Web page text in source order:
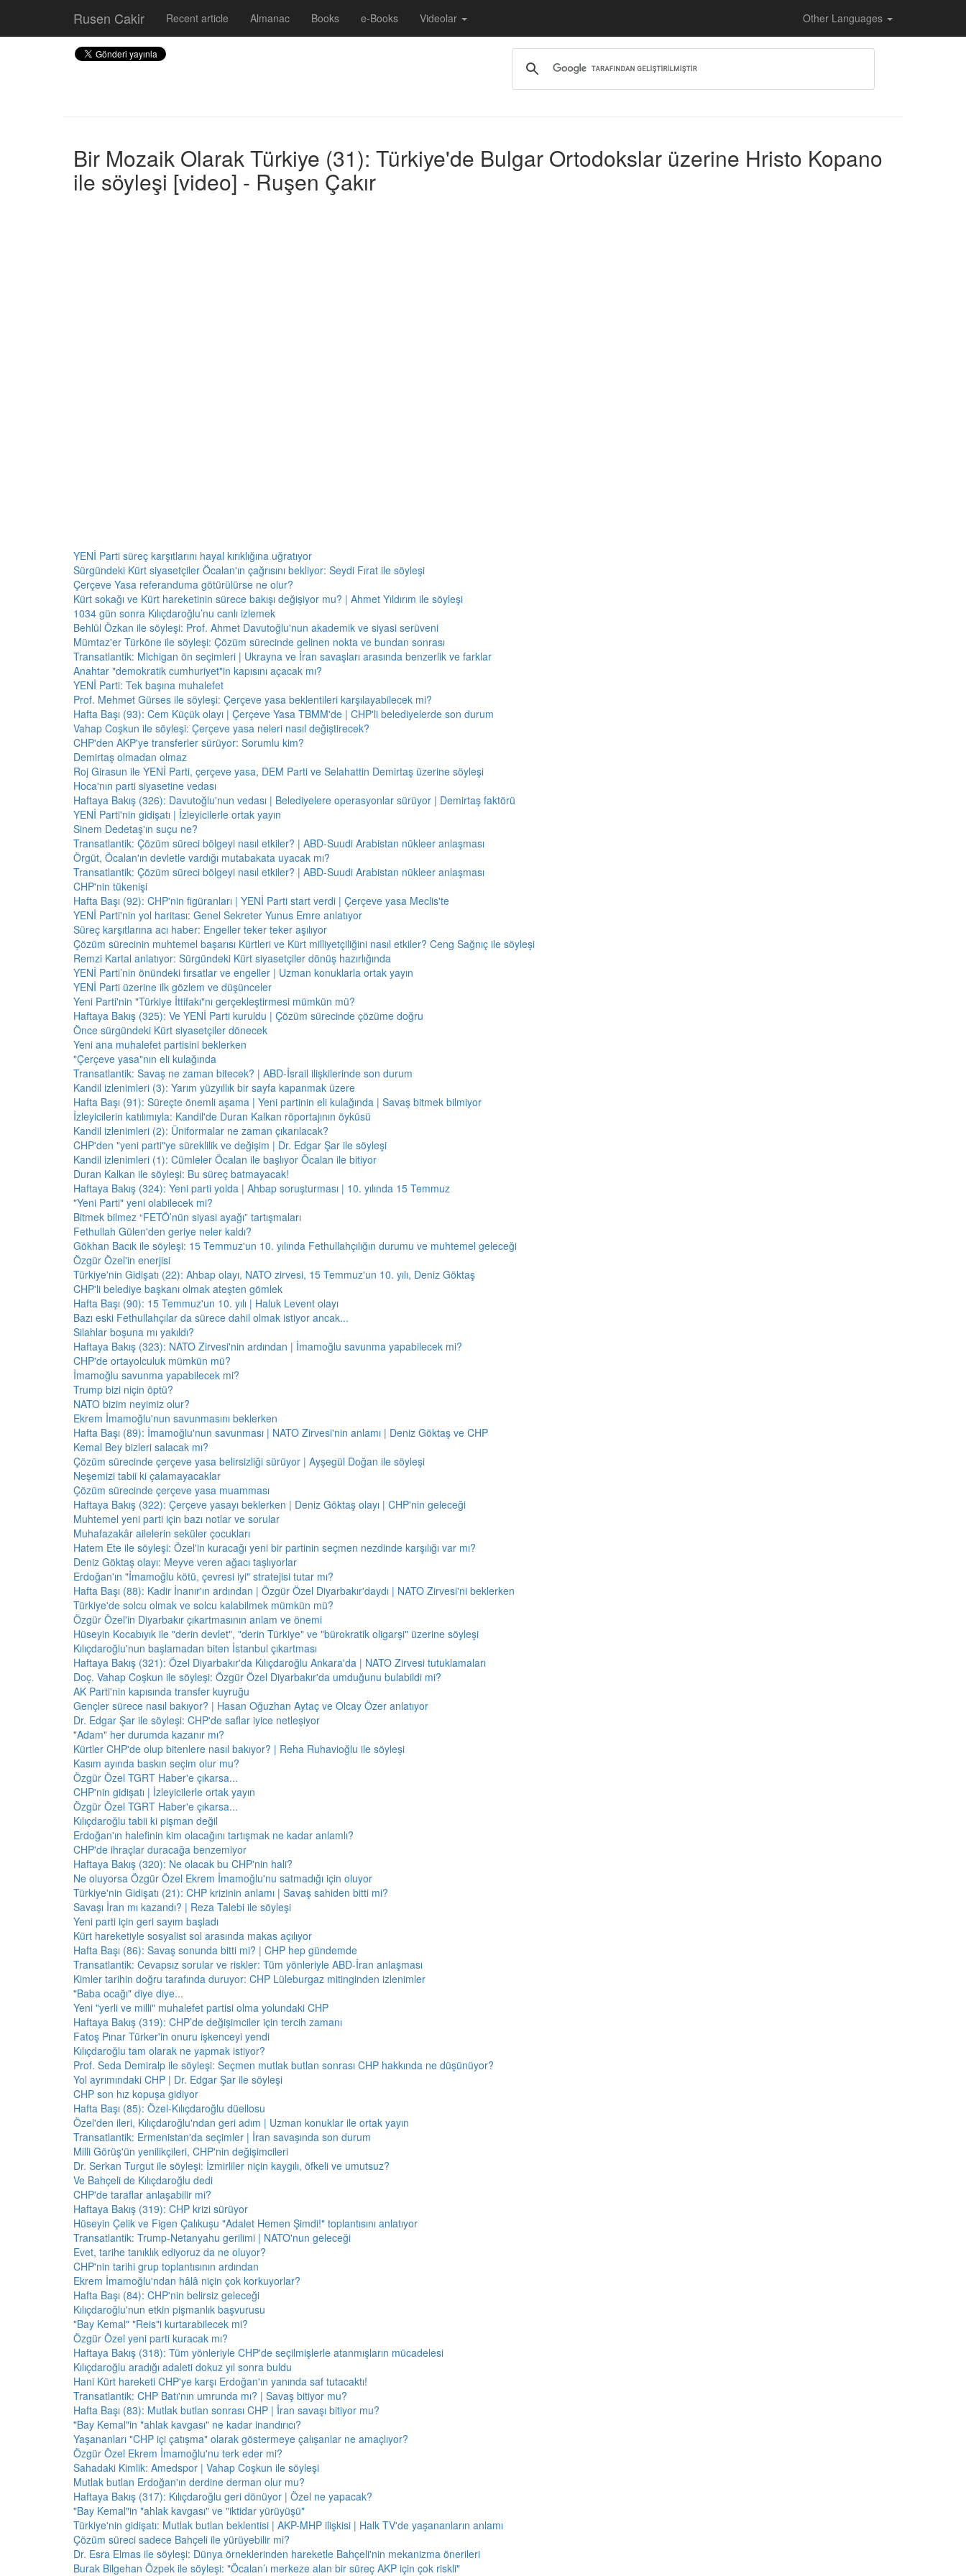
Rusen Cakir Recent article Almanac Books e-Books Videolar Other Languages
Bir Mozaik Olarak Türkiye (31): Türkiye'de Bulgar Ortodokslar üzerine Hristo Kopano
ile söyleşi [video] - Ruşen Çakır
YENİ Parti süreç karşıtlarını hayal kırıklığına uğratıyor
Sürgündeki Kürt siyasetçiler Öcalan'ın çağrısını bekliyor: Seydi Fırat ile söyleşi
Çerçeve Yasa referanduma götürülürse ne olur?
Kürt sokağı ve Kürt hareketinin sürece bakışı değişiyor mu? | Ahmet Yıldırım ile söyleşi
1034 gün sonra Kılıçdaroğlu’nu canlı izlemek
Behlül Özkan ile söyleşi: Prof. Ahmet Davutoğlu'nun akademik ve siyasi serüveni
Mümtaz'er Türköne ile söyleşi: Çözüm sürecinde gelinen nokta ve bundan sonrası
Transatlantik: Michigan ön seçimleri | Ukrayna ve İran savaşları arasında benzerlik ve farklar
Anahtar "demokratik cumhuriyet"in kapısını açacak mı?
YENİ Parti: Tek başına muhalefet
Prof. Mehmet Gürses ile söyleşi: Çerçeve yasa beklentileri karşılayabilecek mi?
Hafta Başı (93): Cem Küçük olayı | Çerçeve Yasa TBMM'de | CHP'li belediyelerde son durum
Vahap Coşkun ile söyleşi: Çerçeve yasa neleri nasıl değiştirecek?
CHP'den AKP'ye transferler sürüyor: Sorumlu kim?
Demirtaş olmadan olmaz
Roj Girasun ile YENİ Parti, çerçeve yasa, DEM Parti ve Selahattin Demirtaş üzerine söyleşi
Hoca'nın parti siyasetine vedası
Haftaya Bakış (326): Davutoğlu'nun vedası | Belediyelere operasyonlar sürüyor | Demirtaş faktörü
YENİ Parti'nin gidişatı | İzleyicilerle ortak yayın
Sinem Dedetaş'ın suçu ne?
Transatlantik: Çözüm süreci bölgeyi nasıl etkiler? | ABD-Suudi Arabistan nükleer anlaşması
Örgüt, Öcalan'ın devletle vardığı mutabakata uyacak mı?
Transatlantik: Çözüm süreci bölgeyi nasıl etkiler? | ABD-Suudi Arabistan nükleer anlaşması
CHP'nin tükenişi
Hafta Başı (92): CHP'nin figüranları | YENİ Parti start verdi | Çerçeve yasa Meclis'te
YENİ Parti'nin yol haritası: Genel Sekreter Yunus Emre anlatıyor
Süreç karşıtlarına acı haber: Engeller teker teker aşılıyor
Çözüm sürecinin muhtemel başarısı Kürtleri ve Kürt milliyetçiliğini nasıl etkiler? Ceng Sağnıç ile söyleşi
Remzi Kartal anlatıyor: Sürgündeki Kürt siyasetçiler dönüş hazırlığında
YENİ Parti’nin önündeki fırsatlar ve engeller | Uzman konuklarla ortak yayın
YENİ Parti üzerine ilk gözlem ve düşünceler
Yeni Parti'nin "Türkiye İttifakı"nı gerçekleştirmesi mümkün mü?
Haftaya Bakış (325): Ve YENİ Parti kuruldu | Çözüm sürecinde çözüme doğru
Önce sürgündeki Kürt siyasetçiler dönecek
Yeni ana muhalefet partisini beklerken
"Çerçeve yasa"nın eli kulağında
Transatlantik: Savaş ne zaman bitecek? | ABD-İsrail ilişkilerinde son durum
Kandil izlenimleri (3): Yarım yüzyıllık bir sayfa kapanmak üzere
Hafta Başı (91): Süreçte önemli aşama | Yeni partinin eli kulağında | Savaş bitmek bilmiyor
İzleyicilerin katılımıyla: Kandil'de Duran Kalkan röportajının öyküsü
Kandil izlenimleri (2): Üniformalar ne zaman çıkarılacak?
CHP'den "yeni parti"ye süreklilik ve değişim | Dr. Edgar Şar ile söyleşi
Kandil izlenimleri (1): Cümleler Öcalan ile başlıyor Öcalan ile bitiyor
Duran Kalkan ile söyleşi: Bu süreç batmayacak!
Haftaya Bakış (324): Yeni parti yolda | Ahbap soruşturması | 10. yılında 15 Temmuz
"Yeni Parti" yeni olabilecek mi?
Bitmek bilmez “FETÖ’nün siyasi ayağı” tartışmaları
Fethullah Gülen'den geriye neler kaldı?
Gökhan Bacık ile söyleşi: 15 Temmuz'un 10. yılında Fethullahçılığın durumu ve muhtemel geleceği
Özgür Özel'in enerjisi
Türkiye'nin Gidişatı (22): Ahbap olayı, NATO zirvesi, 15 Temmuz'un 10. yılı, Deniz Göktaş
CHP'li belediye başkanı olmak ateşten gömlek
Hafta Başı (90): 15 Temmuz'un 10. yılı | Haluk Levent olayı
Bazı eski Fethullahçılar da sürece dahil olmak istiyor ancak...
Silahlar boşuna mı yakıldı?
Haftaya Bakış (323): NATO Zirvesi'nin ardından | İmamoğlu savunma yapabilecek mi?
CHP'de ortayolculuk mümkün mü?
İmamoğlu savunma yapabilecek mi?
Trump bizi niçin öptü?
NATO bizim neyimiz olur?
Ekrem İmamoğlu'nun savunmasını beklerken
Hafta Başı (89): İmamoğlu'nun savunması | NATO Zirvesi'nin anlamı | Deniz Göktaş ve CHP
Kemal Bey bizleri salacak mı?
Çözüm sürecinde çerçeve yasa belirsizliği sürüyor | Ayşegül Doğan ile söyleşi
Neşemizi tabii ki çalamayacaklar
Çözüm sürecinde çerçeve yasa muamması
Haftaya Bakış (322): Çerçeve yasayı beklerken | Deniz Göktaş olayı | CHP'nin geleceği
Muhtemel yeni parti için bazı notlar ve sorular
Muhafazakâr ailelerin seküler çocukları
Hatem Ete ile söyleşi: Özel'in kuracağı yeni bir partinin seçmen nezdinde karşılığı var mı?
Deniz Göktaş olayı: Meyve veren ağacı taşlıyorlar
Erdoğan'ın "İmamoğlu kötü, çevresi iyi" stratejisi tutar mı?
Hafta Başı (88): Kadir İnanır'ın ardından | Özgür Özel Diyarbakır'daydı | NATO Zirvesi'ni beklerken
Türkiye'de solcu olmak ve solcu kalabilmek mümkün mü?
Özgür Özel'in Diyarbakır çıkartmasının anlam ve önemi
Hüseyin Kocabıyık ile "derin devlet", "derin Türkiye" ve "bürokratik oligarşi" üzerine söyleşi
Kılıçdaroğlu'nun başlamadan biten İstanbul çıkartması
Haftaya Bakış (321): Özel Diyarbakır'da Kılıçdaroğlu Ankara'da | NATO Zirvesi tutuklamaları
Doç. Vahap Coşkun ile söyleşi: Özgür Özel Diyarbakır'da umduğunu bulabildi mi?
AK Parti'nin kapısında transfer kuyruğu
Gençler sürece nasıl bakıyor? | Hasan Oğuzhan Aytaç ve Olcay Özer anlatıyor
Dr. Edgar Şar ile söyleşi: CHP'de saflar iyice netleşiyor
"Adam" her durumda kazanır mı?
Kürtler CHP'de olup bitenlere nasıl bakıyor? | Reha Ruhavioğlu ile söyleşi
Kasım ayında baskın seçim olur mu?
Özgür Özel TGRT Haber'e çıkarsa...
CHP'nin gidişatı | İzleyicilerle ortak yayın
Özgür Özel TGRT Haber'e çıkarsa...
Kılıçdaroğlu tabii ki pişman değil
Erdoğan'ın halefinin kim olacağını tartışmak ne kadar anlamlı?
CHP'de ihraçlar duracağa benzemiyor
Haftaya Bakış (320): Ne olacak bu CHP'nin hali?
Ne oluyorsa Özgür Özel Ekrem İmamoğlu'nu satmadığı için oluyor
Türkiye'nin Gidişatı (21): CHP krizinin anlamı | Savaş sahiden bitti mi?
Savaşı İran mı kazandı? | Reza Talebi ile söyleşi
Yeni parti için geri sayım başladı
Kürt hareketiyle sosyalist sol arasında makas açılıyor
Hafta Başı (86): Savaş sonunda bitti mi? | CHP hep gündemde
Transatlantik: Cevapsız sorular ve riskler: Tüm yönleriyle ABD-İran anlaşması
Kimler tarihin doğru tarafında duruyor: CHP Lüleburgaz mitinginden izlenimler
"Baba ocağı" diye diye...
Yeni "yerli ve milli" muhalefet partisi olma yolundaki CHP
Haftaya Bakış (319): CHP’de değişimciler için tercih zamanı
Fatoş Pınar Türker'in onuru işkenceyi yendi
Kılıçdaroğlu tam olarak ne yapmak istiyor?
Prof. Seda Demiralp ile söyleşi: Seçmen mutlak butlan sonrası CHP hakkında ne düşünüyor?
Yol ayrımındaki CHP | Dr. Edgar Şar ile söyleşi
CHP son hız kopuşa gidiyor
Hafta Başı (85): Özel-Kılıçdaroğlu düellosu
Özel'den ileri, Kılıçdaroğlu'ndan geri adım | Uzman konuklar ile ortak yayın
Transatlantik: Ermenistan'da seçimler | İran savaşında son durum
Milli Görüş'ün yenilikçileri, CHP'nin değişimcileri
Dr. Serkan Turgut ile söyleşi: İzmirliler niçin kaygılı, öfkeli ve umutsuz?
Ve Bahçeli de Kılıçdaroğlu dedi
CHP'de taraflar anlaşabilir mi?
Haftaya Bakış (319): CHP krizi sürüyor
Hüseyin Çelik ve Figen Çalıkuşu "Adalet Hemen Şimdi!" toplantısını anlatıyor
Transatlantik: Trump-Netanyahu gerilimi | NATO'nun geleceği
Evet, tarihe tanıklık ediyoruz da ne oluyor?
CHP'nin tarihi grup toplantısının ardından
Ekrem İmamoğlu'ndan hâlâ niçin çok korkuyorlar?
Hafta Başı (84): CHP'nin belirsiz geleceği
Kılıçdaroğlu'nun etkin pişmanlık başvurusu
"Bay Kemal" "Reis"i kurtarabilecek mi?
Özgür Özel yeni parti kuracak mı?
Haftaya Bakış (318): Tüm yönleriyle CHP'de seçilmişlerle atanmışların mücadelesi
Kılıçdaroğlu aradığı adaleti dokuz yıl sonra buldu
Hani Kürt hareketi CHP'ye karşı Erdoğan'ın yanında saf tutacaktı!
Transatlantik: CHP Batı'nın umrunda mı? | Savaş bitiyor mu?
Hafta Başı (83): Mutlak butlan sonrası CHP | İran savaşı bitiyor mu?
"Bay Kemal"in "ahlak kavgası" ne kadar inandırıcı?
Yaşananları "CHP içi çatışma" olarak göstermeye çalışanlar ne amaçlıyor?
Özgür Özel Ekrem İmamoğlu'nu terk eder mi?
Sahadaki Kimlik: Amedspor | Vahap Coşkun ile söyleşi
Mutlak butlan Erdoğan'ın derdine derman olur mu?
Haftaya Bakış (317): Kılıçdaroğlu geri dönüyor | Özel ne yapacak?
"Bay Kemal"in "ahlak kavgası" ve "iktidar yürüyüşü"
Türkiye'nin gidişatı: Mutlak butlan beklentisi | AKP-MHP ilişkisi | Halk TV'de yaşananların anlamı
Çözüm süreci sadece Bahçeli ile yürüyebilir mi?
Dr. Esra Elmas ile söyleşi: Dünya örneklerinden hareketle Bahçeli'nin mekanizma önerileri
Burak Bilgehan Özpek ile söyleşi: "Öcalan’ı merkeze alan bir süreç AKP için çok riskli"